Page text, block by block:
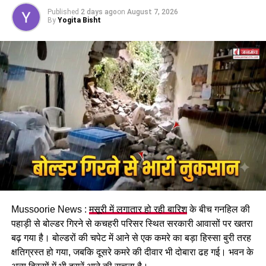
मजदूरी का प्रावधान भी किया गया है।
पढ़े धामी कैबिनेट के प्रमुख फैसले
GST संशोधित अध्यादेश को मंजूरी।
नैनीताल हाईकोर्ट के लिए हल्द्वानी गौलापार में 30 हेक्टेयर जमीन
देने का फैसला।
Published 2 days agoon August 7, 2026
By Yogita Bisht
Mussoorie News :मसूरी में लगातार हो रही बारिशके बीच गनहिल की
पहाड़ी से बोल्डर गिरने से कचहरी परिसर स्थित सरकारी आवासों पर खतरा
बढ़ गया है। बोल्डरों की चपेट में आने से एक कमरे का बड़ा हिस्सा बुरी तरह
क्षतिग्रस्त हो गया, जबकि दूसरे कमरे की दीवार भी दोबारा ढह गई। भवन के